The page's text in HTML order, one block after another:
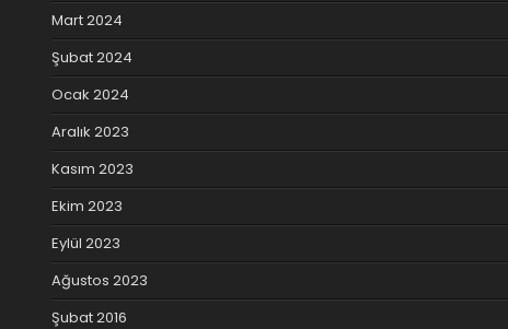
Mart 2024
Şubat 2024
Ocak 2024
Aralık 2023
Kasım 2023
Ekim 2023
Eylül 2023
Ağustos 2023
Şubat 2016